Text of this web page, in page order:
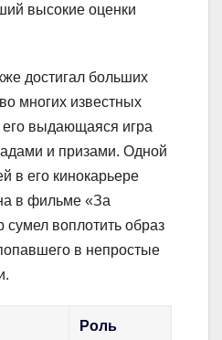
высокие оценки
достигал больших
многих известных
выдающаяся игра
и призами. Одной
в его кинокарьере
в фильме «За
сумел воплотить образ
в непростые
Роль